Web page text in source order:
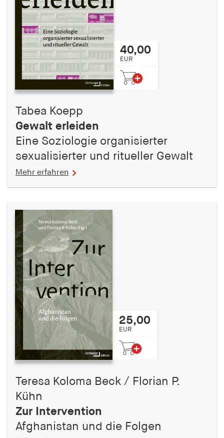
40,00
EUR
Tabea Koepp
Gewalt erleiden
Eine Soziologie organisierter
sexualisierter und ritueller Gewalt
Mehr erfahren
25,00
EUR
Teresa Koloma Beck / Florian P.
Kühn
Zur Intervention
Afghanistan und die Folgen
Speichert den Zustimmungsstatus des Benutzers
für Cookies auf der aktuellen Domäne.
Cookie Laufzeit:
1 Jahr
fe_typo_user
fe_typo_user
Anbieter:
hamburger-edition.de
Cookie Laufzeit:
Sitzung
Name:
fonts_loaded
Anbieter:
hamburger-edition.de
Cookie Laufzeit:
7 Tage